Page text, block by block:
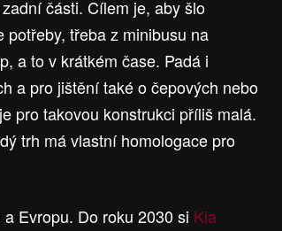
části. Cílem je, aby šlo
třeba z minibusu na
a to v krátkém čase. Padá i
a pro jištění také o čepových nebo
pro takovou konstrukci příliš malá.
trh má vlastní homologace pro
Evropu. Do roku 2030 si Kia